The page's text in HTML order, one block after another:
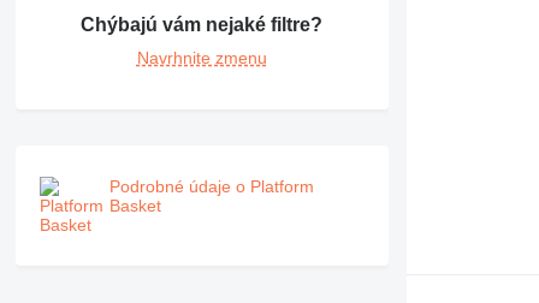
Chýbajú vám nejaké filtre?
Navrhnite zmenu
Podrobné údaje o Platform
Basket